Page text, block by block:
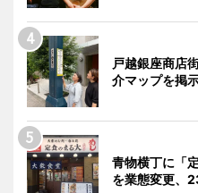
戸越銀座商店
介マップを掲
青物横丁に「
を業態変更、